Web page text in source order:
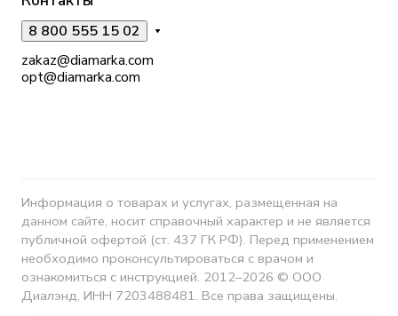
8 800 555 15 02
zakaz@diamarka.com
opt@diamarka.com
Информация о товарах и услугах, размещенная на
данном сайте, носит справочный характер и не является
публичной офертой (ст. 437 ГК РФ). Перед применением
необходимо проконсультироваться с врачом и
ознакомиться с инструкцией. 2012–2026 © ООО
Диалэнд, ИНН 7203488481. Все права защищены.